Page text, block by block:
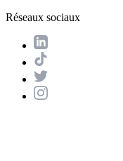
Réseaux sociaux